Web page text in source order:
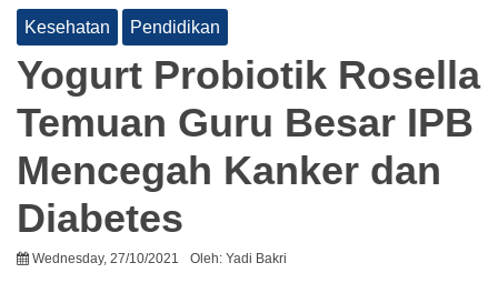
Kesehatan Pendidikan
Yogurt Probiotik Rosella
Temuan Guru Besar IPB
Mencegah Kanker dan
Diabetes
Wednesday, 27/10/2021 Oleh: Yadi Bakri